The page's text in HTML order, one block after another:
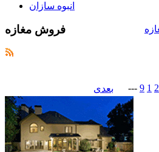
انبوه سازان
فروش مغازه
9 1 2
--- بعدی